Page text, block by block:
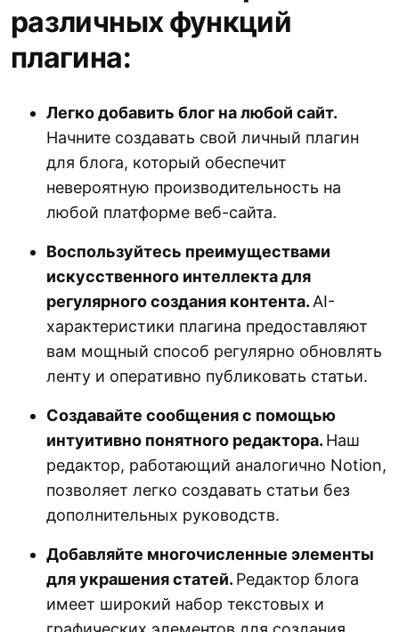
различных функций
плагина:
Легко добавить блог на любой сайт.
Начните создавать свой личный плагин
для блога, который обеспечит
невероятную производительность на
любой платформе веб-сайта.
Воспользуйтесь преимуществами
искусственного интеллекта для
регулярного создания контента.AI-
характеристики плагина предоставляют
вам мощный способ регулярно обновлять
ленту и оперативно публиковать статьи.
Создавайте сообщения с помощью
интуитивно понятного редактора. Наш
редактор, работающий аналогично Notion,
позволяет легко создавать статьи без
дополнительных руководств.
Добавляйте многочисленные элементы
для украшения статей. Редактор блога
имеет широкий набор текстовых и